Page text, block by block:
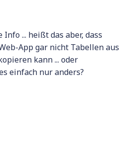
... heißt das aber, dass
App gar nicht Tabellen aus
kann ... oder
einfach nur anders?